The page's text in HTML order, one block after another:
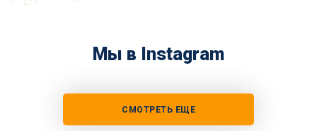
Мы в Instagram
СМОТРЕТЬ ЕЩЕ